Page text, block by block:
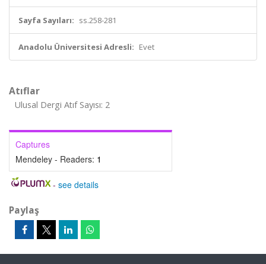
Sayfa Sayıları: ss.258-281
Anadolu Üniversitesi Adresli: Evet
Atıflar
Ulusal Dergi Atıf Sayısı: 2
Captures
Mendeley - Readers: 1
- see details
Paylaş